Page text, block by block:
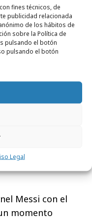
fines técnicos, de
publicidad relacionada
de los hábitos de
sobre la Política de
pulsando el botón
pulsando el botón
Legal
a la
en las distintas
consiguió los
fue el partido
visto en la
3 de
en la liga el
Messi con el
momento